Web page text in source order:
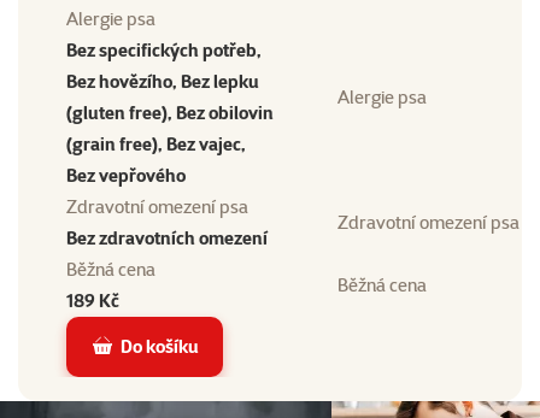
Alergie psa
Bez specifických potřeb,
Bez hovězího, Bez lepku
(gluten free), Bez obilovin
(grain free), Bez vajec,
Bez vepřového
Alergie psa
Zdravotní omezení psa
Bez zdravotních omezení
Zdravotní omezení psa
Běžná cena
189 Kč
Běžná cena
Do košíku